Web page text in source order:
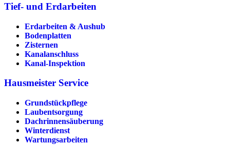
Tief- und Erdarbeiten
Erdarbeiten & Aushub
Bodenplatten
Zisternen
Kanalanschluss
Kanal-Inspektion
Hausmeister Service
Grundstückpflege
Laubentsorgung
Dachrinnen­säuberung
Winterdienst
Wartungsarbeiten